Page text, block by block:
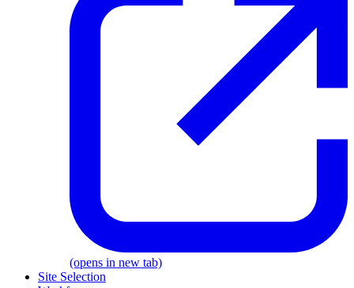
(opens in new tab)
Site Selection